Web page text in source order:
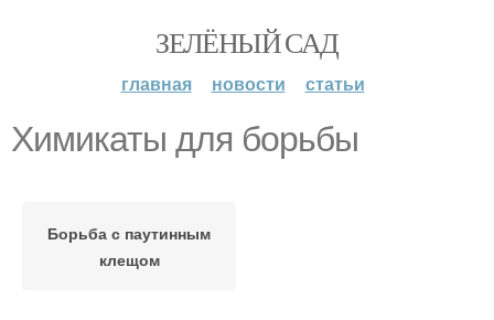
ЗЕЛЁНЫЙ САД
главная новости статьи
Химикаты для борьбы
Борьба с паутинным
клещом